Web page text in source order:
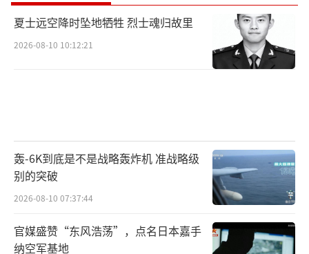
夏士远空降时坠地牺牲 烈士魂归故里
2026-08-10 10:12:21
轰-6K到底是不是战略轰炸机 准战略级
别的突破
2026-08-10 07:37:44
官媒盛赞“东风浩荡”，点名日本嘉手
纳空军基地